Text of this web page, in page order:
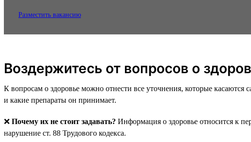
Разместить вакансию
Воздержитесь от вопросов о
К вопросам о здоровье можно отнести все уточнения, которые касаются
и какие препараты он принимает.
❌ Почему их не стоит задавать? Информация о здоровье относится к
нарушение ст. 88 Трудового кодекса.